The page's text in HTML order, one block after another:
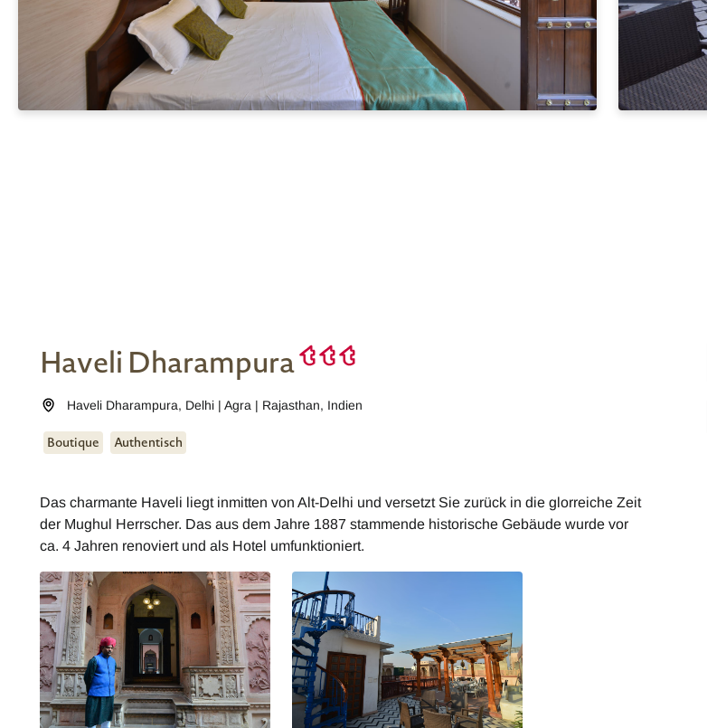
Haveli Dharampura
Haveli Dharampura, Delhi | Agra | Rajasthan, Indien
Boutique Authentisch
Das charmante Haveli liegt inmitten von Alt-Delhi und versetzt Sie zurück in die glorreiche Zeit
der Mughul Herrscher. Das aus dem Jahre 1887 stammende historische Gebäude wurde vor
ca. 4 Jahren renoviert und als Hotel umfunktioniert.